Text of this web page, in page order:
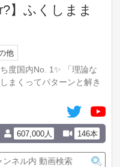
】ふくしまま
他
度国内No. 1✨ 「理論な
まくってパターンと解き
607,000人 146本